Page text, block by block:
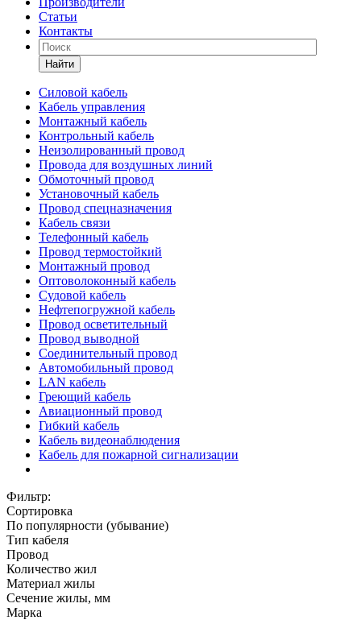
Статьи
Контакты
Найти
Силовой кабель
Кабель управления
Монтажный кабель
Контрольный кабель
Неизолированный провод
Провода для воздушных линий
Обмоточный провод
Установочный кабель
Провод спецназначения
Кабель связи
Телефонный кабель
Провод термостойкий
Монтажный провод
Оптоволоконный кабель
Судовой кабель
Нефтепогружной кабель
Провод осветительный
Провод выводной
Соединительный провод
Автомобильный провод
LAN кабель
Греющий кабель
Авиационный провод
Гибкий кабель
Кабель видеонаблюдения
Кабель для пожарной сигнализации
Фильтр:
Сортировка
По популярности (убывание)
Тип кабеля
Провод
Количество жил
Материал жилы
Сечение жилы, мм
Марка